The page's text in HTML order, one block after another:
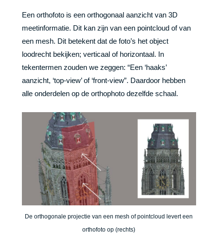
Een orthofoto is een orthogonaal aanzicht van 3D
meetinformatie. Dit kan zijn van een pointcloud of van
een mesh. Dit betekent dat de foto’s het object
loodrecht bekijken; verticaal of horizontaal. In
tekentermen zouden we zeggen: “Een ‘haaks’
aanzicht, ‘top-view’ of ‘front-view”. Daardoor hebben
alle onderdelen op de orthophoto dezelfde schaal.
De orthogonale projectie van een mesh of pointcloud levert een
orthofoto op (rechts)